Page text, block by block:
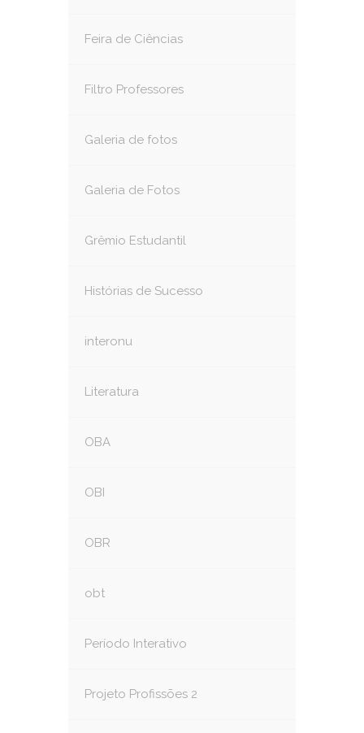
Feira de Ciências
Filtro Professores
Galeria de fotos
Galeria de Fotos
Grêmio Estudantil
Histórias de Sucesso
interonu
Literatura
OBA
OBI
OBR
obt
Período Interativo
Projeto Profissões 2